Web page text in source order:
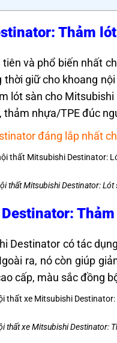
Thảm
và phổ biến nhất
giữ cho khoang
lót sàn cho
nhựa/TPE đúc
đáng lắp nhất
thất Mitsubishi Destinator: Lót
Destinator có tác
ra, nó còn giúp
cấp, màu sắc đồng
thất xe Mitsubishi Destinator: